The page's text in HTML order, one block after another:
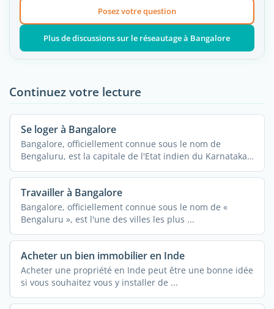
Posez votre question
Plus de discussions sur le réseautage à Bangalore
Continuez votre lecture
Se loger à Bangalore
Bangalore, officiellement connue sous le nom de
Bengaluru, est la capitale de l'Etat indien du Karnataka.
Ville ...
Travailler à Bangalore
Bangalore, officiellement connue sous le nom de «
Bengaluru », est l'une des villes les plus ...
Acheter un bien immobilier en Inde
Acheter une propriété en Inde peut être une bonne idée
si vous souhaitez vous y installer de ...